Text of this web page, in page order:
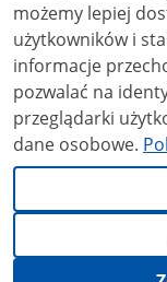
możemy lepiej
użytkowników i stale
informacje
pozwalać na
przeglądarki
dane osobowe.